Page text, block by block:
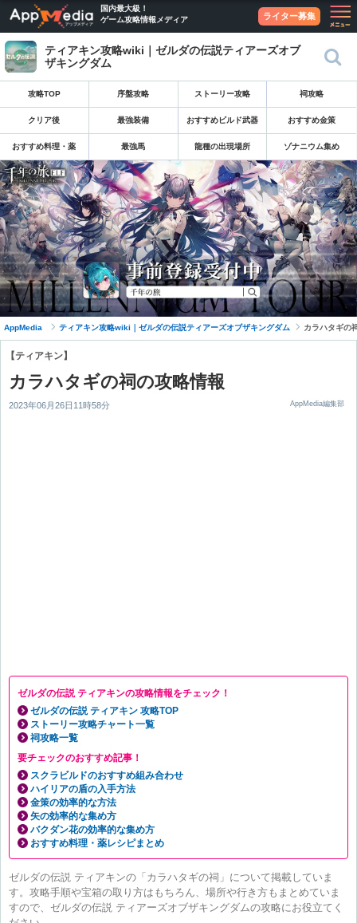
国内最大級！
ゲーム攻略情報メディア
ライター募集
ティアキン攻略wiki｜ゼルダの伝説ティアーズオブ
ザキングダム
攻略TOP 序盤攻略 ストーリー攻略 祠攻略
クリア後 最強装備 おすすめビルド武器 おすすめ金策
おすすめ料理・薬 最強馬 龍種の出現場所 ゾナニウム集め
AppMedia ティアキン攻略wiki｜ゼルダの伝説ティアーズオブザキングダム カラハタギの
【ティアキン】
カラハタギの祠の攻略情報
2023年06月26日11時58分 AppMedia編集部
ゼルダの伝説 ティアキンの攻略情報をチェック！
ゼルダの伝説 ティアキン 攻略TOP
ストーリー攻略チャート一覧
祠攻略一覧
要チェックのおすすめ記事！
スクラビルドのおすすめ組み合わせ
ハイリアの盾の入手方法
金策の効率的な方法
矢の効率的な集め方
バクダン花の効率的な集め方
おすすめ料理・薬レシピまとめ
ゼルダの伝説 ティアキンの「カラハタギの祠」について掲載していま
す。攻略手順や宝箱の取り方はもちろん、場所や行き方もまとめていま
すので、ゼルダの伝説 ティアーズオブザキングダムの攻略にお役立てく
ガタキサの祠
イカタクの祠
リトの村
シロツメ新聞社